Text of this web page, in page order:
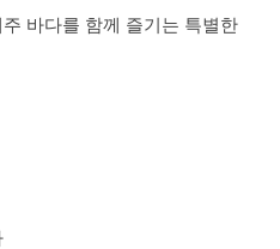
바다를 함께 즐기는 특별한